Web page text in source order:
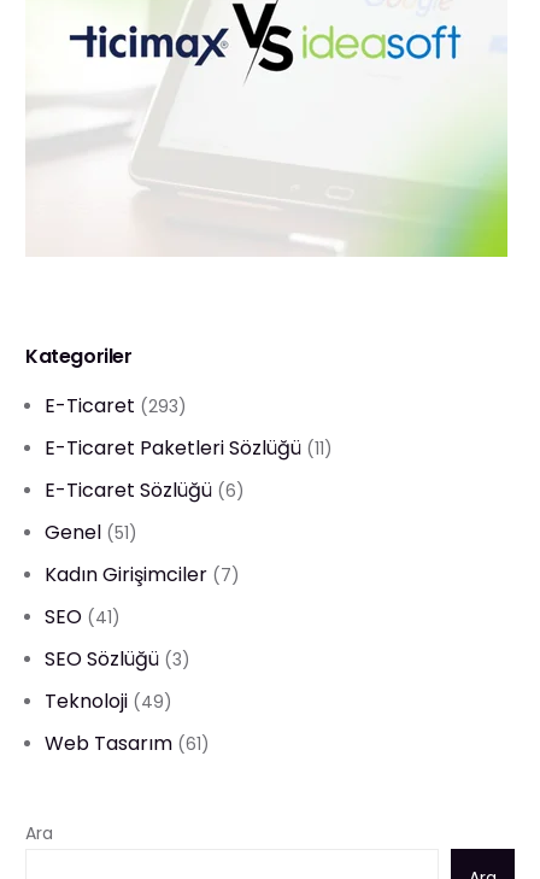
Kategoriler
E-Ticaret (293)
E-Ticaret Paketleri Sözlüğü (11)
E-Ticaret Sözlüğü (6)
Genel (51)
Kadın Girişimciler (7)
SEO (41)
SEO Sözlüğü (3)
Teknoloji (49)
Web Tasarım (61)
Ara